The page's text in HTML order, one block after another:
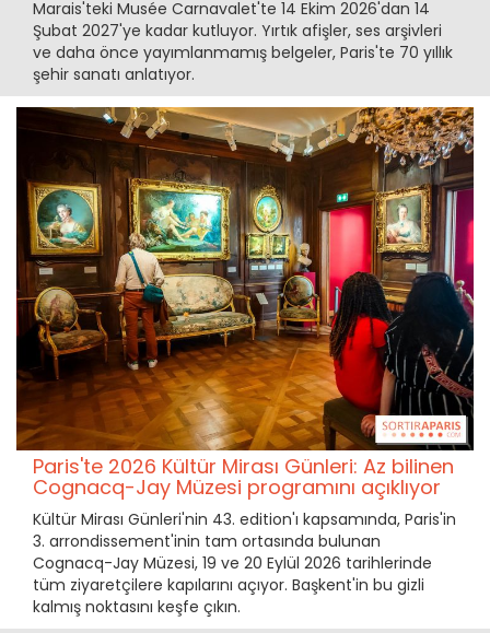
Marais'teki Musée Carnavalet'te 14 Ekim 2026'dan 14
Şubat 2027'ye kadar kutluyor. Yırtık afişler, ses arşivleri
ve daha önce yayımlanmamış belgeler, Paris'te 70 yıllık
şehir sanatı anlatıyor.
Paris'te 2026 Kültür Mirası Günleri: Az bilinen
Cognacq-Jay Müzesi programını açıklıyor
Kültür Mirası Günleri'nin 43. edition'ı kapsamında, Paris'in
3. arrondissement'inin tam ortasında bulunan
Cognacq-Jay Müzesi, 19 ve 20 Eylül 2026 tarihlerinde
tüm ziyaretçilere kapılarını açıyor. Başkent'in bu gizli
kalmış noktasını keşfe çıkın.